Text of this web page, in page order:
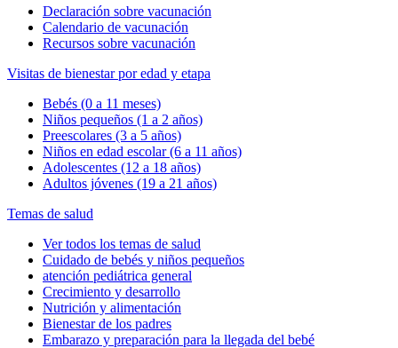
Declaración sobre vacunación
Calendario de vacunación
Recursos sobre vacunación
Visitas de bienestar por edad y etapa
Bebés (0 a 11 meses)
Niños pequeños (1 a 2 años)
Preescolares (3 a 5 años)
Niños en edad escolar (6 a 11 años)
Adolescentes (12 a 18 años)
Adultos jóvenes (19 a 21 años)
Temas de salud
Ver todos los temas de salud
Cuidado de bebés y niños pequeños
atención pediátrica general
Crecimiento y desarrollo
Nutrición y alimentación
Bienestar de los padres
Embarazo y preparación para la llegada del bebé